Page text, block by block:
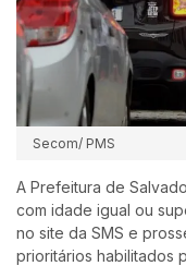
Secom/ PMS
A Prefeitura de
com idade igual ou
no site da SMS e
prioritários habilitados